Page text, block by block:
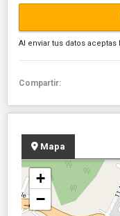
Al enviar tus datos aceptas
Compartir:
Mapa
+
−